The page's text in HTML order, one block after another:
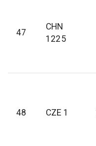
47
CHN
1225
48 CZE 1